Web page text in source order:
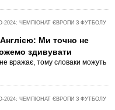
2024: ЧЕМПІОНАТ ЄВРОПИ З ФУТБОЛУ
Ми точно не
здивувати
вражає, тому словаки можуть
2024: ЧЕМПІОНАТ ЄВРОПИ З ФУТБОЛУ